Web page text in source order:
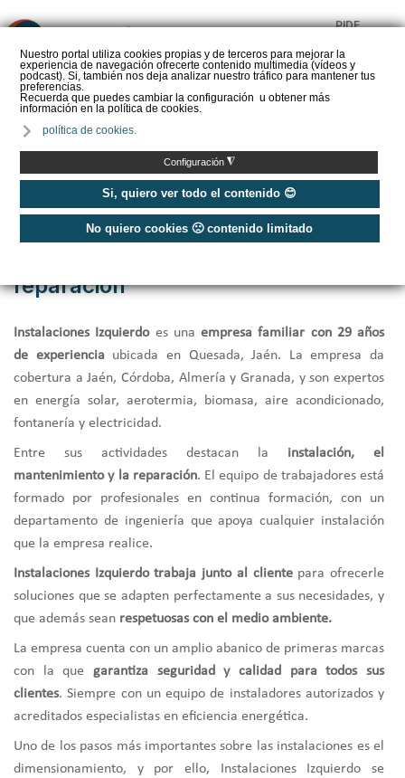
Nuestro portal utiliza cookies propias y de terceros para mejorar la
experiencia de navegación ofrecerte contenido multimedia (vídeos y
podcast). Si, también nos deja analizar nuestro tráfico para mantener tus
preferencias.
Recuerda que puedes cambiar la configuración u obtener más
información en la política de cookies.
política de cookies.
Configuración ◮
Si, quiero ver todo el contenido 😊
No quiero cookies 🙁 contenido limitado
PIDE
CALORYFRIO
Inicio
Instalaciones Izquierdo -
Instalación, mantenimiento y
reparación
Instalaciones Izquierdoes una empresa familiar con 29 años
de experienciaubicada en Quesada, Jaén. La empresa da
cobertura a Jaén, Córdoba, Almería y Granada, y son expertos
en energía solar, aerotermia, biomasa, aire acondicionado,
fontanería y electricidad.
Entre sus actividades destacan la instalación, el
mantenimiento y la reparación. El equipo de trabajadores está
formado por profesionales en continua formación, con un
departamento de ingeniería que apoya cualquier instalación
que la empresa realice.
Instalaciones Izquierdo trabaja junto al clientepara ofrecerle
soluciones que se adapten perfectamente a sus necesidades, y
que además sean respetuosas con el medio ambiente.
La empresa cuenta con un amplio abanico de primeras marcas
con la que garantiza seguridad y calidad para todos sus
clientes. Siempre con un equipo de instaladores autorizados y
acreditados especialistas en eficiencia energética.
Uno de los pasos más importantes sobre las instalaciones es el
dimensionamiento, y por ello, Instalaciones Izquierdo se